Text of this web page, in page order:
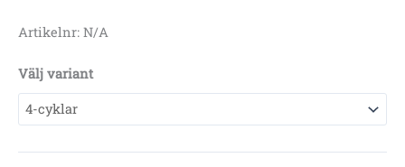
Artikelnr: N/A
Välj variant